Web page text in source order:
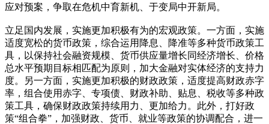
应对预案，争取在危机中育新机、于变局中开新局。
立足国内发展，实施更加积极有为的宏观政策。一方面，实施
适度宽松的货币政策，综合运用降息、降准等多种货币政策工
具，以保持社会融资规模、货币供应量增长同经济增长、价格
总水平预期目标相匹配为原则，加大金融对实体经济的支持力
度。另一方面，实施更加积极的财政政策，适度提高财政赤字
率，组合使用赤字、专项债、财政补助、贴息、税收等多种政
策工具，确保财政政策持续用力、更加给力。此外，打好政
策“组合拳”，加强财政、货币、就业等政策的协调配合，进一